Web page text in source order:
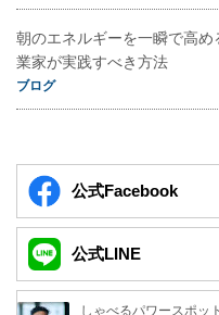
朝のエネルギーを一瞬で高
業家が実践すべき方法
ブログ
公式Facebook
公式LINE